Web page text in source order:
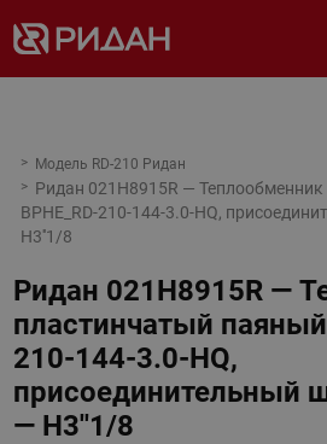
Модель RD-210 Ридан
Ридан 021H8915R —
BPHE_RD-210-144-3.0-HQ,
H3''1/8
Ридан 021H8915R —
пластинчатый паяный
210-144-3.0-HQ,
присоединительный
— H3''1/8